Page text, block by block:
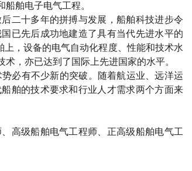
舶电子电气工程。
二十多年的拼搏与发展，船舶科技进步令
已先后成功地建造了具有当代先进水平的
上，设备的电气自动化程度、性能和技术水
，亦已达到了国际上先进国家的水平。
必有不少新的突破。随着航运业、远洋运
舶的技术要求和行业人才需求两个方面来
高级船舶电气工程师、正高级船舶电气工